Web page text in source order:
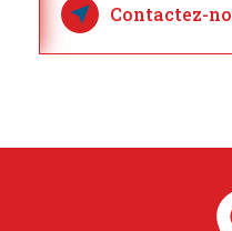
Contactez-